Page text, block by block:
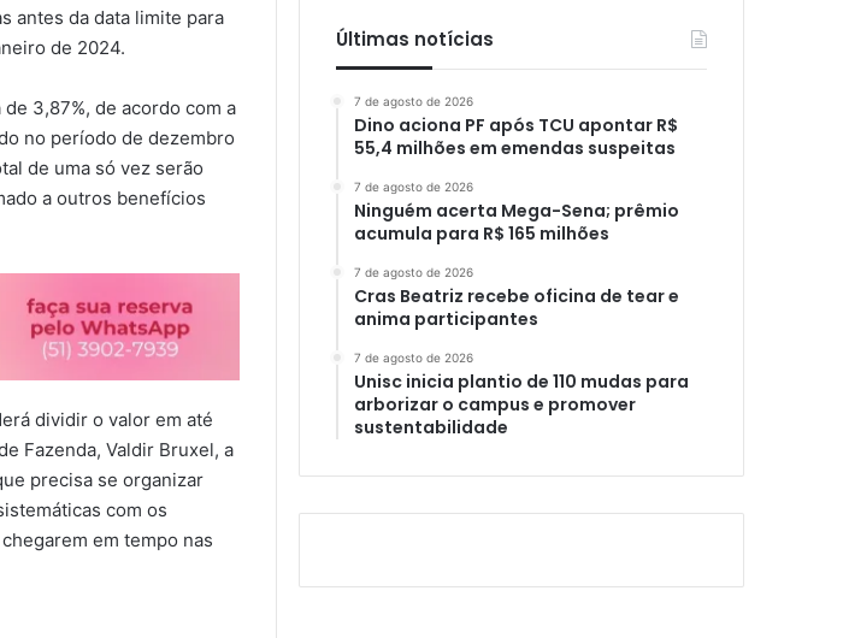
antes da data limite para
de 2024.
3,87%, de acordo com a
no período de dezembro
de uma só vez serão
a outros benefícios
dividir o valor em até
Fazenda, Valdir Bruxel, a
precisa se organizar
com os
em tempo nas
Últimas notícias
7 de agosto de 2026
Dino aciona PF após TCU apontar R$
55,4 milhões em emendas suspeitas
7 de agosto de 2026
Ninguém acerta Mega-Sena; prêmio
acumula para R$ 165 milhões
7 de agosto de 2026
Cras Beatriz recebe oficina de tear e
anima participantes
7 de agosto de 2026
Unisc inicia plantio de 110 mudas para
arborizar o campus e promover
sustentabilidade